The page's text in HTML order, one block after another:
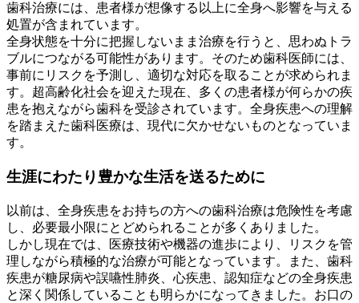
歯科治療には、患者様が想像する以上に全身へ影響を与える
処置が含まれています。
全身状態を十分に把握しないまま治療を行うと、思わぬトラ
ブルにつながる可能性があります。そのため歯科医師には、
事前にリスクを予測し、適切な対応を取ることが求められま
す。超高齢化社会を迎えた現在、多くの患者様が何らかの疾
患を抱えながら歯科を受診されています。全身疾患への理解
を踏まえた歯科医療は、現代に欠かせないものとなっていま
す。
生涯にわたり豊かな生活を送るために
以前は、全身疾患をお持ちの方への歯科治療は危険性を考慮
し、必要最小限にとどめられることが多くありました。
しかし現在では、医療技術や機器の進歩により、リスクを管
理しながら積極的な治療が可能となっています。また、歯科
疾患が糖尿病や誤嚥性肺炎、心疾患、認知症などの全身疾患
と深く関係していることも明らかになってきました。お口の